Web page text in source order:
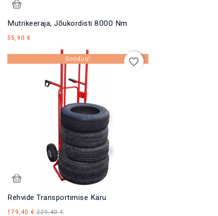
Mutrikeeraja, Jõukordisti 8000 Nm
55,90 €
Soodus!
Rehvide Transportimise Käru
179,40 € Tavahind
229,40 €Hind
favorite_border